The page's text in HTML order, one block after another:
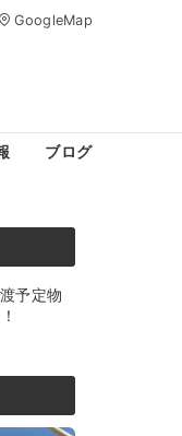
GoogleMap
ブログ
予定物